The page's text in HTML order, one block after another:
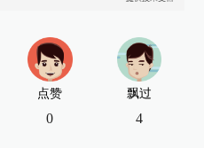
点赞
0
飘过
4